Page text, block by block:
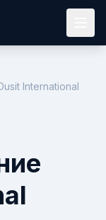
International